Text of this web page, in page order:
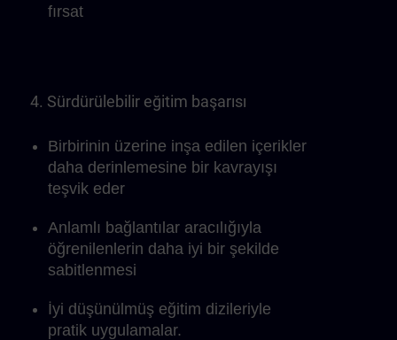
fırsat
4. Sürdürülebilir eğitim başarısı
Birbirinin üzerine inşa edilen içerikler
daha derinlemesine bir kavrayışı
teşvik eder
Anlamlı bağlantılar aracılığıyla
öğrenilenlerin daha iyi bir şekilde
sabitlenmesi
İyi düşünülmüş eğitim dizileriyle
pratik uygulamalar.